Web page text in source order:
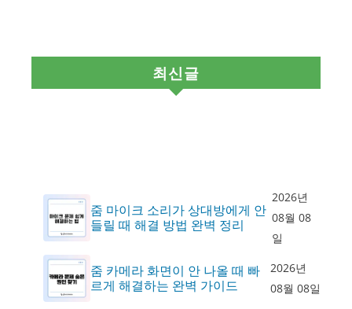
최신글
줌 마이크 소리가 상대방에게 안
들릴 때 해결 방법 완벽 정리
2026년
08월 08
일
줌 카메라 화면이 안 나올 때 빠
르게 해결하는 완벽 가이드
2026년
08월 08일